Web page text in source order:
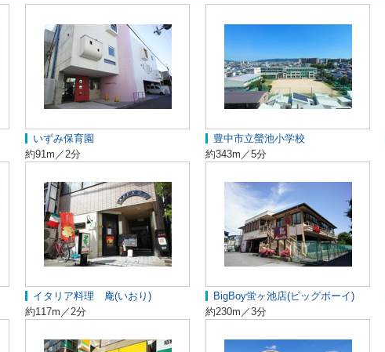
いずみ保育園
約91m／2分
豊中市立螢池小学校
約343m／5分
イタリア料理 庵(いおり)
約117m／2分
BigBoy蛍ヶ池店(ビッグボーイ)
約230m／3分